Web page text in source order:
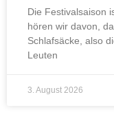
Die Festivalsaison
hören wir davon,
Schlafsäcke, also
Leuten
3. August 2026